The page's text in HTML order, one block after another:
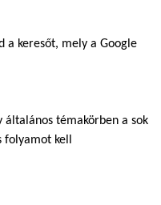
a keresőt, mely a Google
témakörben a sok
kell